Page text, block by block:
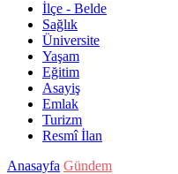
İlçe - Belde
Sağlık
Üniversite
Yaşam
Eğitim
Asayiş
Emlak
Turizm
Resmî İlan
Anasayfa Gündem